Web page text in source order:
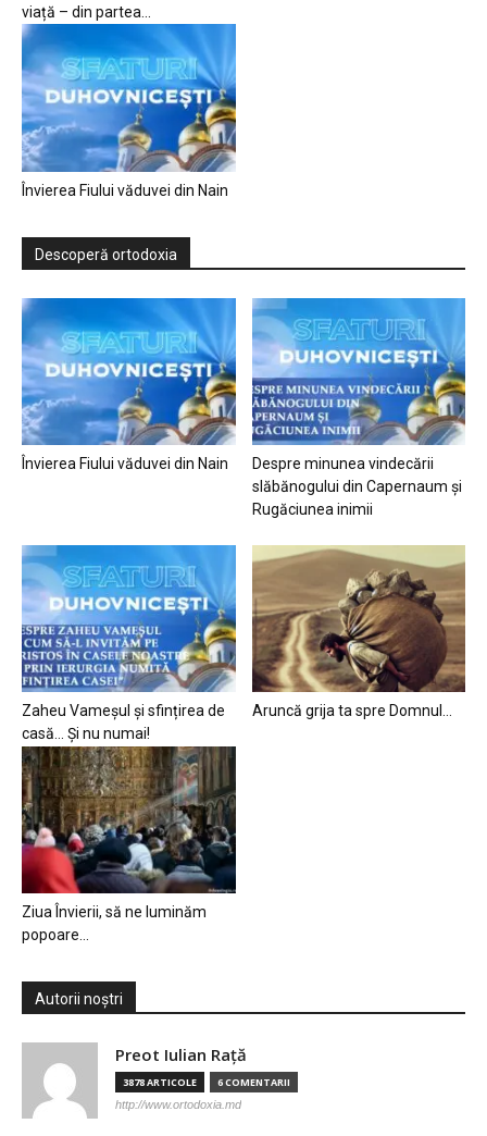
viață – din partea...
Învierea Fiului văduvei din Nain
Descoperă ortodoxia
Învierea Fiului văduvei din Nain
Despre minunea vindecării
slăbănogului din Capernaum și
Rugăciunea inimii
Zaheu Vameșul și sfințirea de
casă… Și nu numai!
Aruncă grija ta spre Domnul…
Ziua Învierii, să ne luminăm
popoare…
Autorii noștri
Preot Iulian Raţă
3878 ARTICOLE 6 COMENTARII
http://www.ortodoxia.md